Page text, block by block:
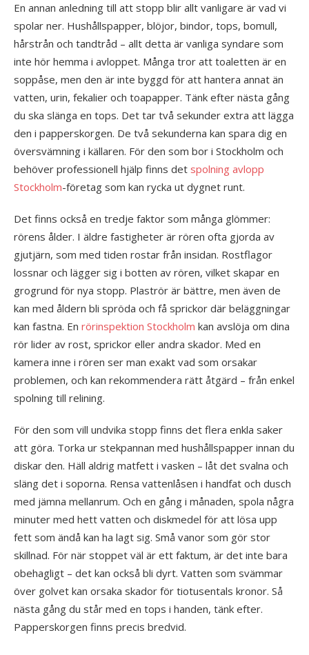
En annan anledning till att stopp blir allt vanligare är vad vi
spolar ner. Hushållspapper, blöjor, bindor, tops, bomull,
hårstrån och tandtråd – allt detta är vanliga syndare som
inte hör hemma i avloppet. Många tror att toaletten är en
soppåse, men den är inte byggd för att hantera annat än
vatten, urin, fekalier och toapapper. Tänk efter nästa gång
du ska slänga en tops. Det tar två sekunder extra att lägga
den i papperskorgen. De två sekunderna kan spara dig en
översvämning i källaren. För den som bor i Stockholm och
behöver professionell hjälp finns det spolning avlopp
Stockholm-företag som kan rycka ut dygnet runt.
Det finns också en tredje faktor som många glömmer:
rörens ålder. I äldre fastigheter är rören ofta gjorda av
gjutjärn, som med tiden rostar från insidan. Rostflagor
lossnar och lägger sig i botten av rören, vilket skapar en
grogrund för nya stopp. Plaströr är bättre, men även de
kan med åldern bli spröda och få sprickor där beläggningar
kan fastna. En rörinspektion Stockholm kan avslöja om dina
rör lider av rost, sprickor eller andra skador. Med en
kamera inne i rören ser man exakt vad som orsakar
problemen, och kan rekommendera rätt åtgärd – från enkel
spolning till relining.
För den som vill undvika stopp finns det flera enkla saker
att göra. Torka ur stekpannan med hushållspapper innan du
diskar den. Häll aldrig matfett i vasken – låt det svalna och
släng det i soporna. Rensa vattenlåsen i handfat och dusch
med jämna mellanrum. Och en gång i månaden, spola några
minuter med hett vatten och diskmedel för att lösa upp
fett som ändå kan ha lagt sig. Små vanor som gör stor
skillnad. För när stoppet väl är ett faktum, är det inte bara
obehagligt – det kan också bli dyrt. Vatten som svämmar
över golvet kan orsaka skador för tiotusentals kronor. Så
nästa gång du står med en tops i handen, tänk efter.
Papperskorgen finns precis bredvid.